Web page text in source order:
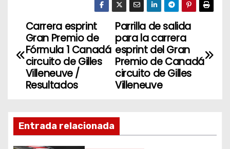
er e
b
o
o
k
e
dI
n
N
a
g
a
Parrilla de salida
para la carrera
esprint del Gran
Premio de Canadá
circuito de Gilles
Villeneuve
Carrera esprint
Gran Premio de
Fórmula 1 Canadá
circuito de Gilles
Villeneuve /
Resultados
Entrada relacionada